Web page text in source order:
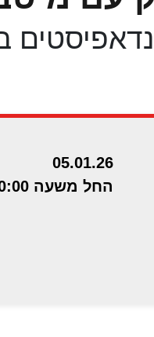
05.01.26
החל משעה 21:00:00